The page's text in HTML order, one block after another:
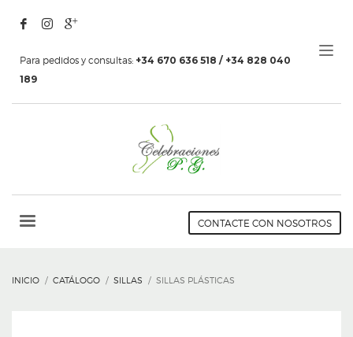
Para pedidos y consultas: +34 670 636 518 / +34 828 040
189
CONTACTE CON NOSOTROS
INICIO CATÁLOGO SILLAS SILLAS PLÁSTICAS